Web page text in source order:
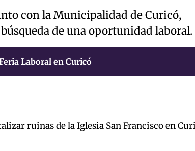
con la Municipalidad de Curicó,
de una oportunidad laboral.
Laboral en Curicó
ruinas de la Iglesia San Francisco en